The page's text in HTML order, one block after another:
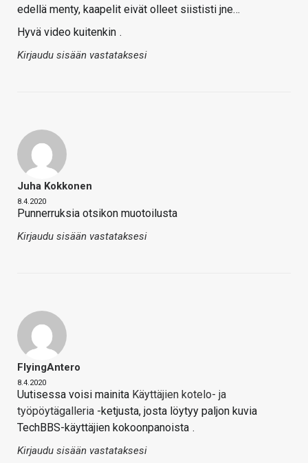
edellä menty, kaapelit eivät olleet siististi jne…
Hyvä video kuitenkin .
Kirjaudu sisään vastataksesi
Juha Kokkonen
8.4.2020
Punnerruksia otsikon muotoilusta
Kirjaudu sisään vastataksesi
FlyingAntero
8.4.2020
Uutisessa voisi mainita Käyttäjien kotelo- ja
työpöytägalleria -ketjusta, josta löytyy paljon kuvia
TechBBS-käyttäjien kokoonpanoista .
Kirjaudu sisään vastataksesi